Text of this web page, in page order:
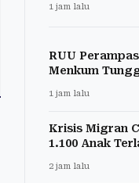
1 jam lalu
RUU
Menkum
1 jam lalu
Krisis Migran
1.100 Anak
2 jam lalu